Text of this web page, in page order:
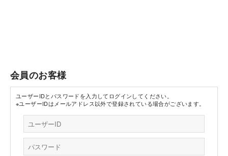
会員のお客様
ユーザーIDとパスワードを入力してログインしてください。
※ユーザーIDはメールアドレス以外で登録されている場合がございます。